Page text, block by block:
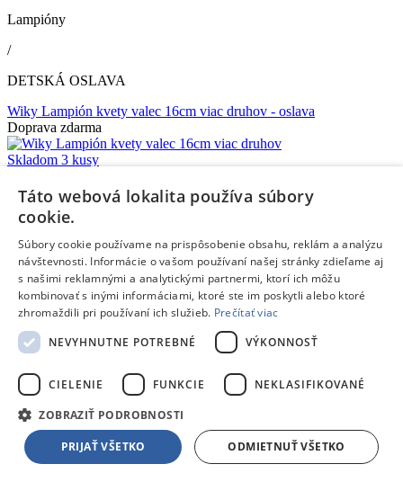
Lampióny
/
DETSKÁ OSLAVA
Wiky Lampión kvety valec 16cm viac druhov - oslava
Doprava zdarma
Skladom 3 kusy
1,39 € s DPH
Pridať do košíka
225419
Lampióny
DETSKÁ OSLAVA
Wiky Lampión príroda válec 16cm
Doprava zdarma
Dostupný
Táto webová lokalita používa súbory
cookie.
Súbory cookie používame na prispôsobenie obsahu, reklám a analýzu
návštevnosti. Informácie o vašom používaní našej stránky zdieľame aj
s našimi reklamnými a analytickými partnermi, ktorí ich môžu
kombinovať s inými informáciami, ktoré ste im poskytli alebo ktoré
zhromaždili pri používaní ich služieb. Prečítať viac
NEVYHNUTNE POTREBNÉ
VÝKONNOSŤ
CIELENIE FUNKCIE NEKLASIFIKOVANÉ
ZOBRAZIŤ PODROBNOSTI
PRIJAŤ VŠETKO ODMIETNUŤ VŠETKO